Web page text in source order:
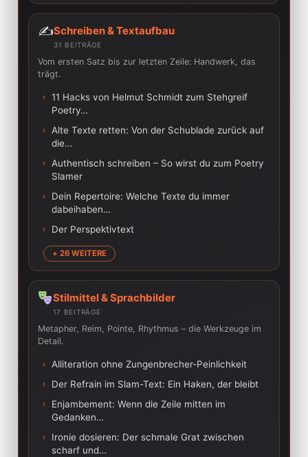
✍️Schreiben & Textaufbau
31 BEITRÄGE
Vom ersten Satz bis zur letzten Zeile: Handwerk, das
trägt.
› 11 Hacks von Helmut Schmidt zum Stehgreif
Poetry…
› Alte Texte retten: Von der Schublade zurück auf
die…
› Authentisch schreiben – So wirst du zum Poetry
Slamer
›
Dein Repertoire: Welche Texte du immer
dabeihaben…
› Der Perspektivtext
+ 26 WEITERE
Stilmittel & Sprachbilder
17 BEITRÄGE
Metapher, Reim, Pointe, Rhythmus – die Werkzeuge im
Detail.
› Alliteration ohne Zungenbrecher-Peinlichkeit
› Der Refrain im Slam-Text: Ein Haken, der bleibt
›
Enjambement: Wenn die Zeile mitten im
Gedanken…
›
Ironie dosieren: Der schmale Grat zwischen
scharf und…